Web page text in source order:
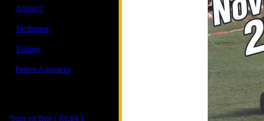
Action!!
Technique
Vintage
Petites Annonces
Sucy en Brie ( RC94 )